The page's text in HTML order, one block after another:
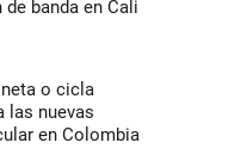
banda en Cali
o cicla
las nuevas
en Colombia